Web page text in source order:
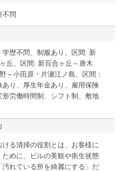
不問
歴不問、制服あり、区間: 新
丘、区間: 新百合ヶ丘～唐木
～小田原・片瀬江ノ島、区間：
り、厚生年金あり、雇用保険
労働時間制、シフト制、敷地
る清掃の役割とは、お客様に
めに、ビルの美観や衛生状態
れている所を綺麗にする」だ